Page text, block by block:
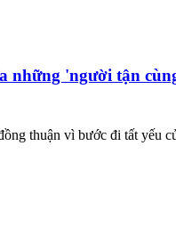
những 'người tận
thuận vì bước đi tất yếu